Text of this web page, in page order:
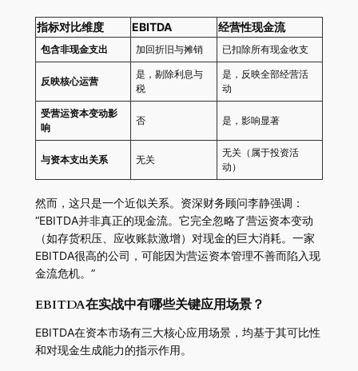
指标对比维度 EBITDA 经营性现金流
包含非现金支出 加回折旧与摊销 已扣除所有现金收支
反映核心运营
是，剔除利息与
税
是，反映全部经营活
动
受营运资本变动影
响
否 是，影响显著
与资本支出关系 无关
无关（属于投资活
动）
然而，这只是一个近似关系。资深财务顾问李静强调：
“EBITDA并非真正的现金流。它完全忽略了营运资本变动
（如存货积压、应收账款激增）对现金的巨大消耗。一家
EBITDA很高的公司，可能因为营运资本管理不善而陷入现
金流危机。”
EBITDA在实战中有哪些关键应用场景？
EBITDA在资本市场有三大核心应用场景，均基于其可比性
和对现金生成能力的指示作用。